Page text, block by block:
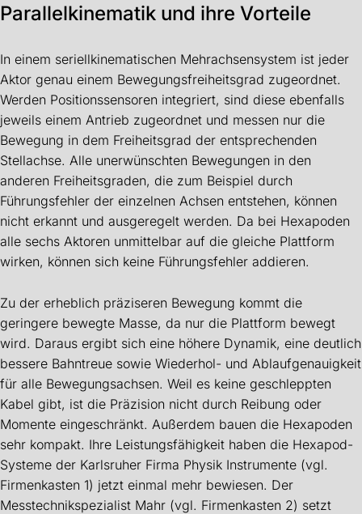
Parallelkinematik und ihre Vorteile
In einem seriellkinematischen Mehrachsensystem ist jeder
Aktor genau einem Bewegungsfreiheitsgrad zugeordnet.
Werden Positionssensoren integriert, sind diese ebenfalls
jeweils einem Antrieb zugeordnet und messen nur die
Bewegung in dem Freiheitsgrad der entsprechenden
Stellachse. Alle unerwünschten Bewegungen in den
anderen Freiheitsgraden, die zum Beispiel durch
Führungsfehler der einzelnen Achsen entstehen, können
nicht erkannt und ausgeregelt werden. Da bei Hexapoden
alle sechs Aktoren unmittelbar auf die gleiche Plattform
wirken, können sich keine Führungsfehler addieren.
Zu der erheblich präziseren Bewegung kommt die
geringere bewegte Masse, da nur die Plattform bewegt
wird. Daraus ergibt sich eine höhere Dynamik, eine deutlich
bessere Bahntreue sowie Wiederhol- und Ablaufgenauigkeit
für alle Bewegungsachsen. Weil es keine geschleppten
Kabel gibt, ist die Präzision nicht durch Reibung oder
Momente eingeschränkt. Außerdem bauen die Hexapoden
sehr kompakt. Ihre Leistungsfähigkeit haben die Hexapod-
Systeme der Karlsruher Firma Physik Instrumente (vgl.
Firmenkasten 1) jetzt einmal mehr bewiesen. Der
Messtechnikspezialist Mahr (vgl. Firmenkasten 2) setzt